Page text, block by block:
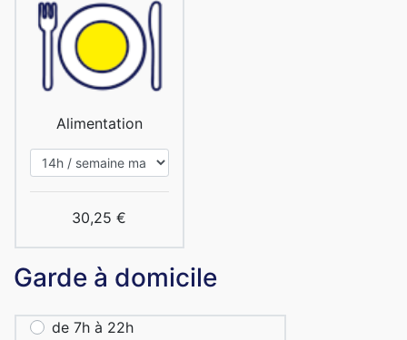
Alimentation
30,25 €
Garde à domicile
de 7h à 22h